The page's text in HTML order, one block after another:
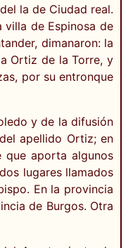
la de Ciudad real.
villa de Espinosa de
dimanaron: la
Ortiz de la Torre, y
por su entronque
y de la difusión
apellido Ortiz; en
que aporta algunos
lugares llamados
En la provincia
de Burgos. Otra